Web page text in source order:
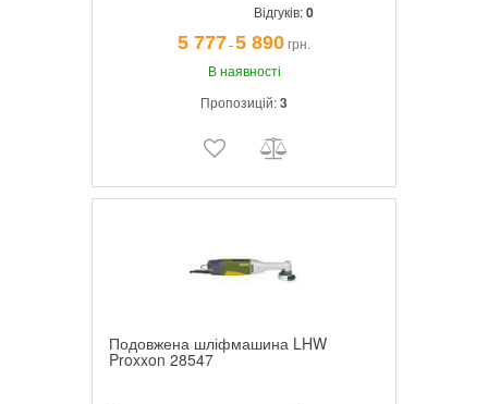
Відгуків:0
5 777¯5 890грн.
В наявності
Пропозицій:3
Подовжена шліфмашина LHW
Proxxon 28547